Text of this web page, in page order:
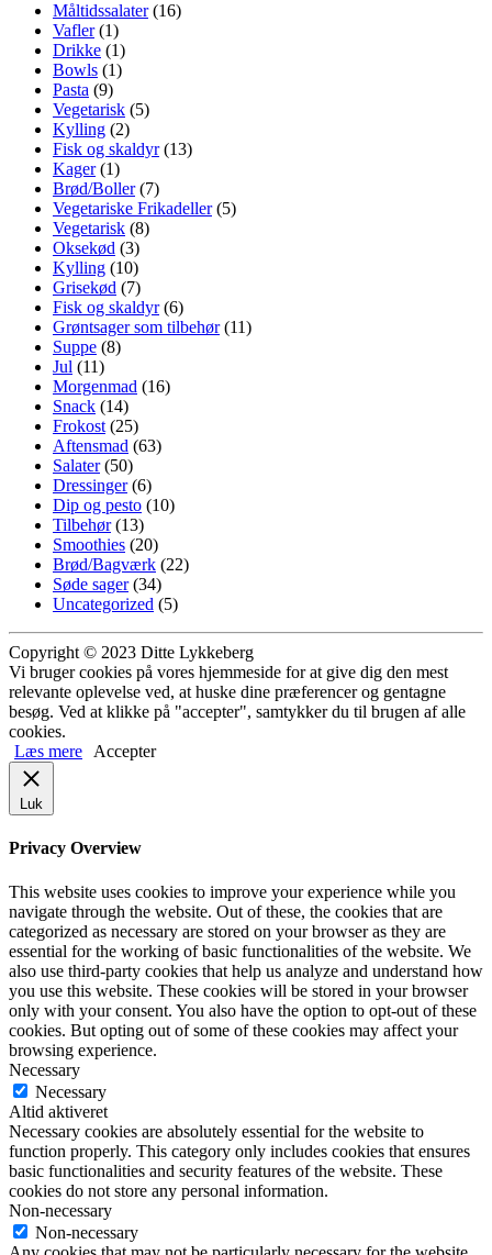
Måltidssalater(16)
Vafler(1)
Drikke (1)
Bowls (1)
Pasta (9)
Vegetarisk (5)
Kylling (2)
Fisk og skaldyr(13)
Kager(1)
Brød/Boller(7)
Vegetariske Frikadeller(5)
Vegetarisk (8)
Oksekød (3)
Kylling (10)
Grisekød (7)
Fisk og skaldyr(6)
Grøntsager som tilbehør(11)
Suppe (8)
Jul (11)
Morgenmad (16)
Snack (14)
Frokost (25)
Aftensmad (63)
Salater(50)
Dressinger(6)
Dip og pesto (10)
Tilbehør(13)
Smoothies (20)
Brød/Bagværk (22)
Søde sager(34)
Uncategorized (5)
Copyright © 2023 Ditte Lykkeberg
Vi bruger cookies på vores hjemmeside for at give dig den mest
relevante oplevelse ved, at huske dine præferencer og gentagne
besøg. Ved at klikke på "accepter", samtykker du til brugen af alle
cookies.
Læs mere
Accepter
Luk
Privacy Overview
This website uses cookies to improve your experience while you
navigate through the website. Out of these, the cookies that are
categorized as necessary are stored on your browser as they are
essential for the working of basic functionalities of the website. We
also use third-party cookies that help us analyze and understand how
you use this website. These cookies will be stored in your browser
only with your consent. You also have the option to opt-out of these
cookies. But opting out of some of these cookies may affect your
browsing experience.
Necessary
Necessary
Altid aktiveret
Necessary cookies are absolutely essential for the website to
function properly. This category only includes cookies that ensures
basic functionalities and security features of the website. These
cookies do not store any personal information.
Non-necessary
Non-necessary